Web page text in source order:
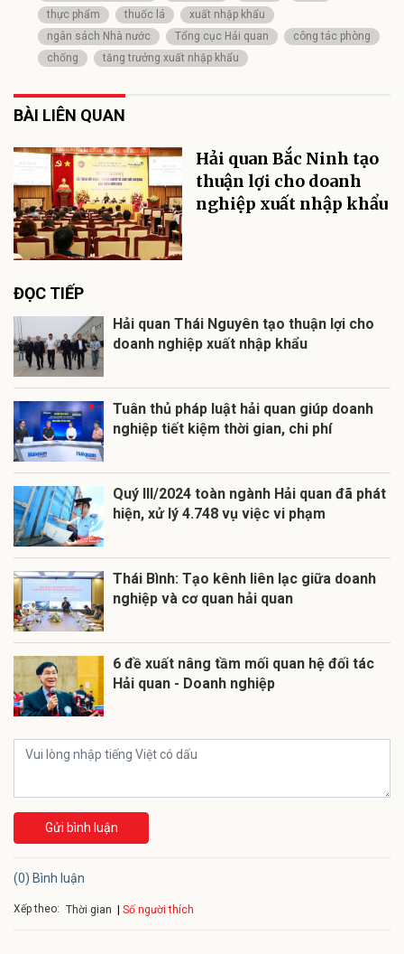
thực phẩm
thuốc lá
xuất nhập khẩu
ngân sách Nhà nước
Tổng cục Hải quan
công tác phòng
chống
tăng trưởng xuất nhập khẩu
BÀI LIÊN QUAN
Hải quan Bắc Ninh tạo
thuận lợi cho doanh
nghiệp xuất nhập khẩu
ĐỌC TIẾP
Hải quan Thái Nguyên tạo thuận lợi cho
doanh nghiệp xuất nhập khẩu
Tuân thủ pháp luật hải quan giúp doanh
nghiệp tiết kiệm thời gian, chi phí
Quý III/2024 toàn ngành Hải quan đã phát
hiện, xử lý 4.748 vụ việc vi phạm
Thái Bình: Tạo kênh liên lạc giữa doanh
nghiệp và cơ quan hải quan
6 đề xuất nâng tầm mối quan hệ đối tác
Hải quan - Doanh nghiệp
Gửi bình luận
(0) Bình luận
Xếp theo: Thời gian Số người thích